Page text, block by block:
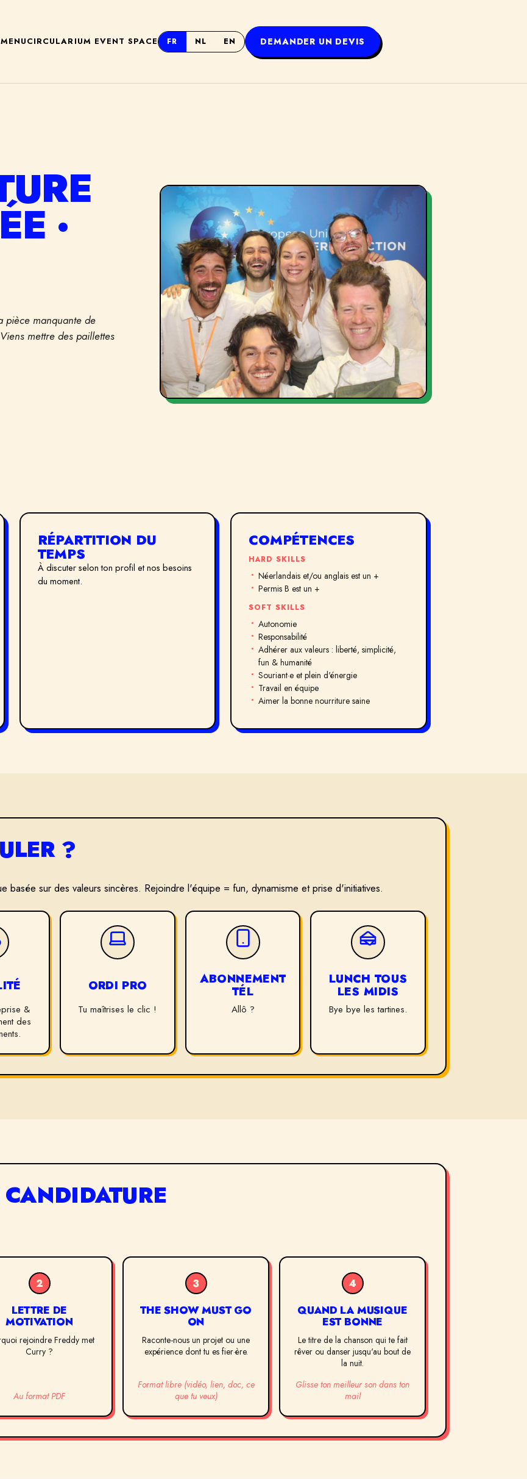
MENUCIRCULARIUM EVENT SPACE FR NL EN DEMANDER UN DEVIS
·
pièce manquante de
mettre des paillettes
RÉPARTITION DU
TEMPS
À discuter selon ton profil et nos besoins
du moment.
COMPÉTENCES
HARD SKILLS
Néerlandais et/ou anglais est un +
Permis B est un +
SOFT SKILLS
Autonomie
Responsabilité
Adhérer aux valeurs : liberté, simplicité,
fun & humanité
Souriant·e et plein d'énergie
Travail en équipe
Aimer la bonne nourriture saine
?
basée sur des valeurs sincères. Rejoindre l'équipe = fun, dynamisme et prise d'initiatives.
&
des
ORDI PRO
Tu maîtrises le clic !
ABONNEMENT
TÉL
Allô ?
LUNCH TOUS
LES MIDIS
Bye bye les tartines.
2
LETTRE DE
MOTIVATION
rejoindre Freddy met
Curry ?
Au format PDF
3
THE SHOW MUST GO
ON
Raconte-nous un projet ou une
expérience dont tu es fier·ère.
Format libre (vidéo, lien, doc, ce
que tu veux)
4
QUAND LA MUSIQUE
EST BONNE
Le titre de la chanson qui te fait
rêver ou danser jusqu'au bout de
la nuit.
Glisse ton meilleur son dans ton
mail